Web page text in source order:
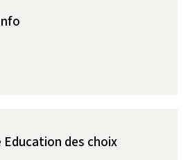
des choix